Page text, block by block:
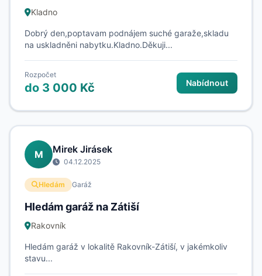
Kladno
Dobrý den,poptavam podnájem suché garaže,skladu
na uskladněni nabytku.Kladno.Děkuji...
Rozpočet
do 3 000 Kč Nabídnout
M Mirek Jirásek
04.12.2025
Hledám Garáž
Hledám garáž na Zátiší
Rakovník
Hledám garáž v lokalitě Rakovník-Zátiší, v jakémkoliv
stavu...